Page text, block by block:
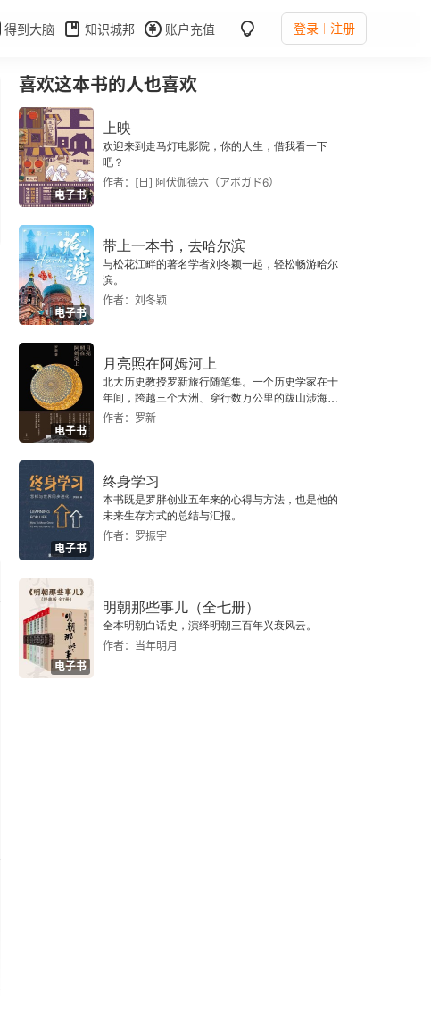
得到大脑 知识城邦 账户充值 登录 注册
喜欢这本书的人也喜欢
电子书
上映
欢迎来到走马灯电影院，你的人生，借我看一下
吧？
作者：[日] 阿伏伽德六（アボガド6）
电子书
带上一本书，去哈尔滨
与松花江畔的著名学者刘冬颖一起，轻松畅游哈尔
滨。
作者：刘冬颖
电子书
月亮照在阿姆河上
北大历史教授罗新旅行随笔集。一个历史学家在十
年间，跨越三个大洲、穿行数万公里的跋山涉海之
路。
作者：罗新
电子书
终身学习
本书既是罗胖创业五年来的心得与方法，也是他的
未来生存方式的总结与汇报。
作者：罗振宇
电子书
明朝那些事儿（全七册）
全本明朝白话史，演绎明朝三百年兴衰风云。
作者：当年明月